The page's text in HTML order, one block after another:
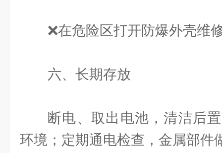
❌在危险区打开防爆外壳维
六、长期存放
断电、取出电池，清洁后
环境；定期通电检查，金属部件